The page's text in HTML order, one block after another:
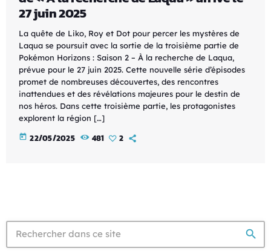
27 juin 2025
La quête de Liko, Roy et Dot pour percer les mystères de
Laqua se poursuit avec la sortie de la troisième partie de
Pokémon Horizons : Saison 2 – À la recherche de Laqua,
prévue pour le 27 juin 2025. Cette nouvelle série d’épisodes
promet de nombreuses découvertes, des rencontres
inattendues et des révélations majeures pour le destin de
nos héros. Dans cette troisième partie, les protagonistes
explorent la région […]
today 22/05/2025 481 2
search